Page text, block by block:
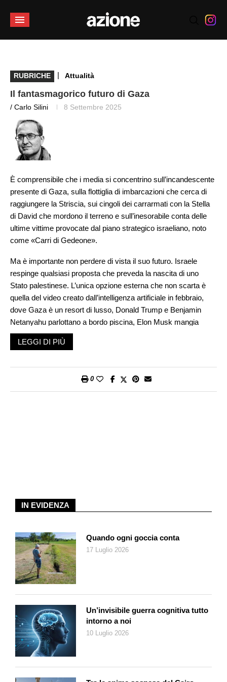
RUBRICHE | Attualità
Il fantasmagorico futuro di Gaza
/ Carlo Silini 8 Settembre 2025
È comprensibile che i media si concentrino sull’incandescente
presente di Gaza, sulla flottiglia di imbarcazioni che cerca di
raggiungere la Striscia, sui cingoli dei carrarmati con la Stella
di David che mordono il terreno e sull’inesorabile conta delle
ultime vittime provocate dal piano strategico israeliano, noto
come «Carri di Gedeone».
Ma è importante non perdere di vista il suo futuro. Israele
respinge qualsiasi proposta che preveda la nascita di uno
Stato palestinese. L’unica opzione esterna che non scarta è
quella del video creato dall’intelligenza artificiale in febbraio,
dove Gaza è un resort di lusso, Donald Trump e Benjamin
Netanyahu parlottano a bordo piscina, Elon Musk mangia
hummus sotto una pioggia di dollari, e una statua dorata di
Trump troneggia al centro di una metropoli pullulante di
Sembrava una farsa pacchiana e invece esprime in modo
grossolano un progetto di 38 pagine elaborato da ambienti
Reconstruction, Economic Acceleration and Transformation), e
prevede scenari che ricordano le torri curvilinee e scintillanti di
Disneyland per milionari sulle macerie di Gaza.
Insomma, una metropoli florida e tecnologicamente avanzata
costruita sopra un cimitero. Ma, soprattutto, senza palestinesi.
Il GREAT prevede infatti che Gaza venga amministrata per
almeno dieci anni dall’America, mentre gli oltre due milioni di
abitanti dovrebbero trasferirsi «temporaneamente» in altri
Paesi o in zone «delimitate e sicure» dentro la Striscia fino alla
fine dei lavori. Perché niente dà più fastidio dei legittimi
proprietari di quelle terre che circolano nei cantieri governati da
terzi, magari addirittura pretendendo di dire la loro sulla
ricostruzione.
LEGGI DI PIÙ
0
IN EVIDENZA
Quando ogni goccia conta
17 Luglio 2026
Un’invisibile guerra cognitiva tutto
intorno a noi
10 Luglio 2026